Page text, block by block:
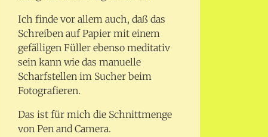
Ich finde vor allem auch, daß das
Schreiben auf Papier mit einem
gefälligen Füller ebenso meditativ
sein kann wie das manuelle
Scharfstellen im Sucher beim
Fotografieren.
Das ist für mich die Schnittmenge
von Pen and Camera.